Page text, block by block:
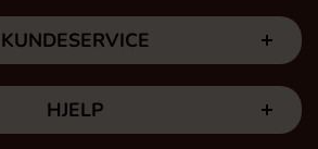
KUNDESERVICE
HJELP